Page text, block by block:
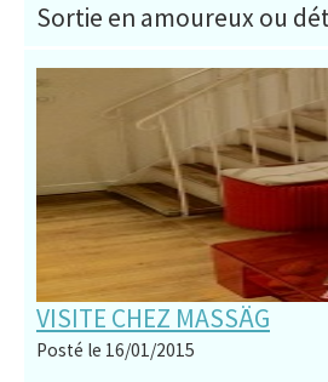
Sortie en amoureux ou
VISITE CHEZ MASSÄG
Posté le 16/01/2015